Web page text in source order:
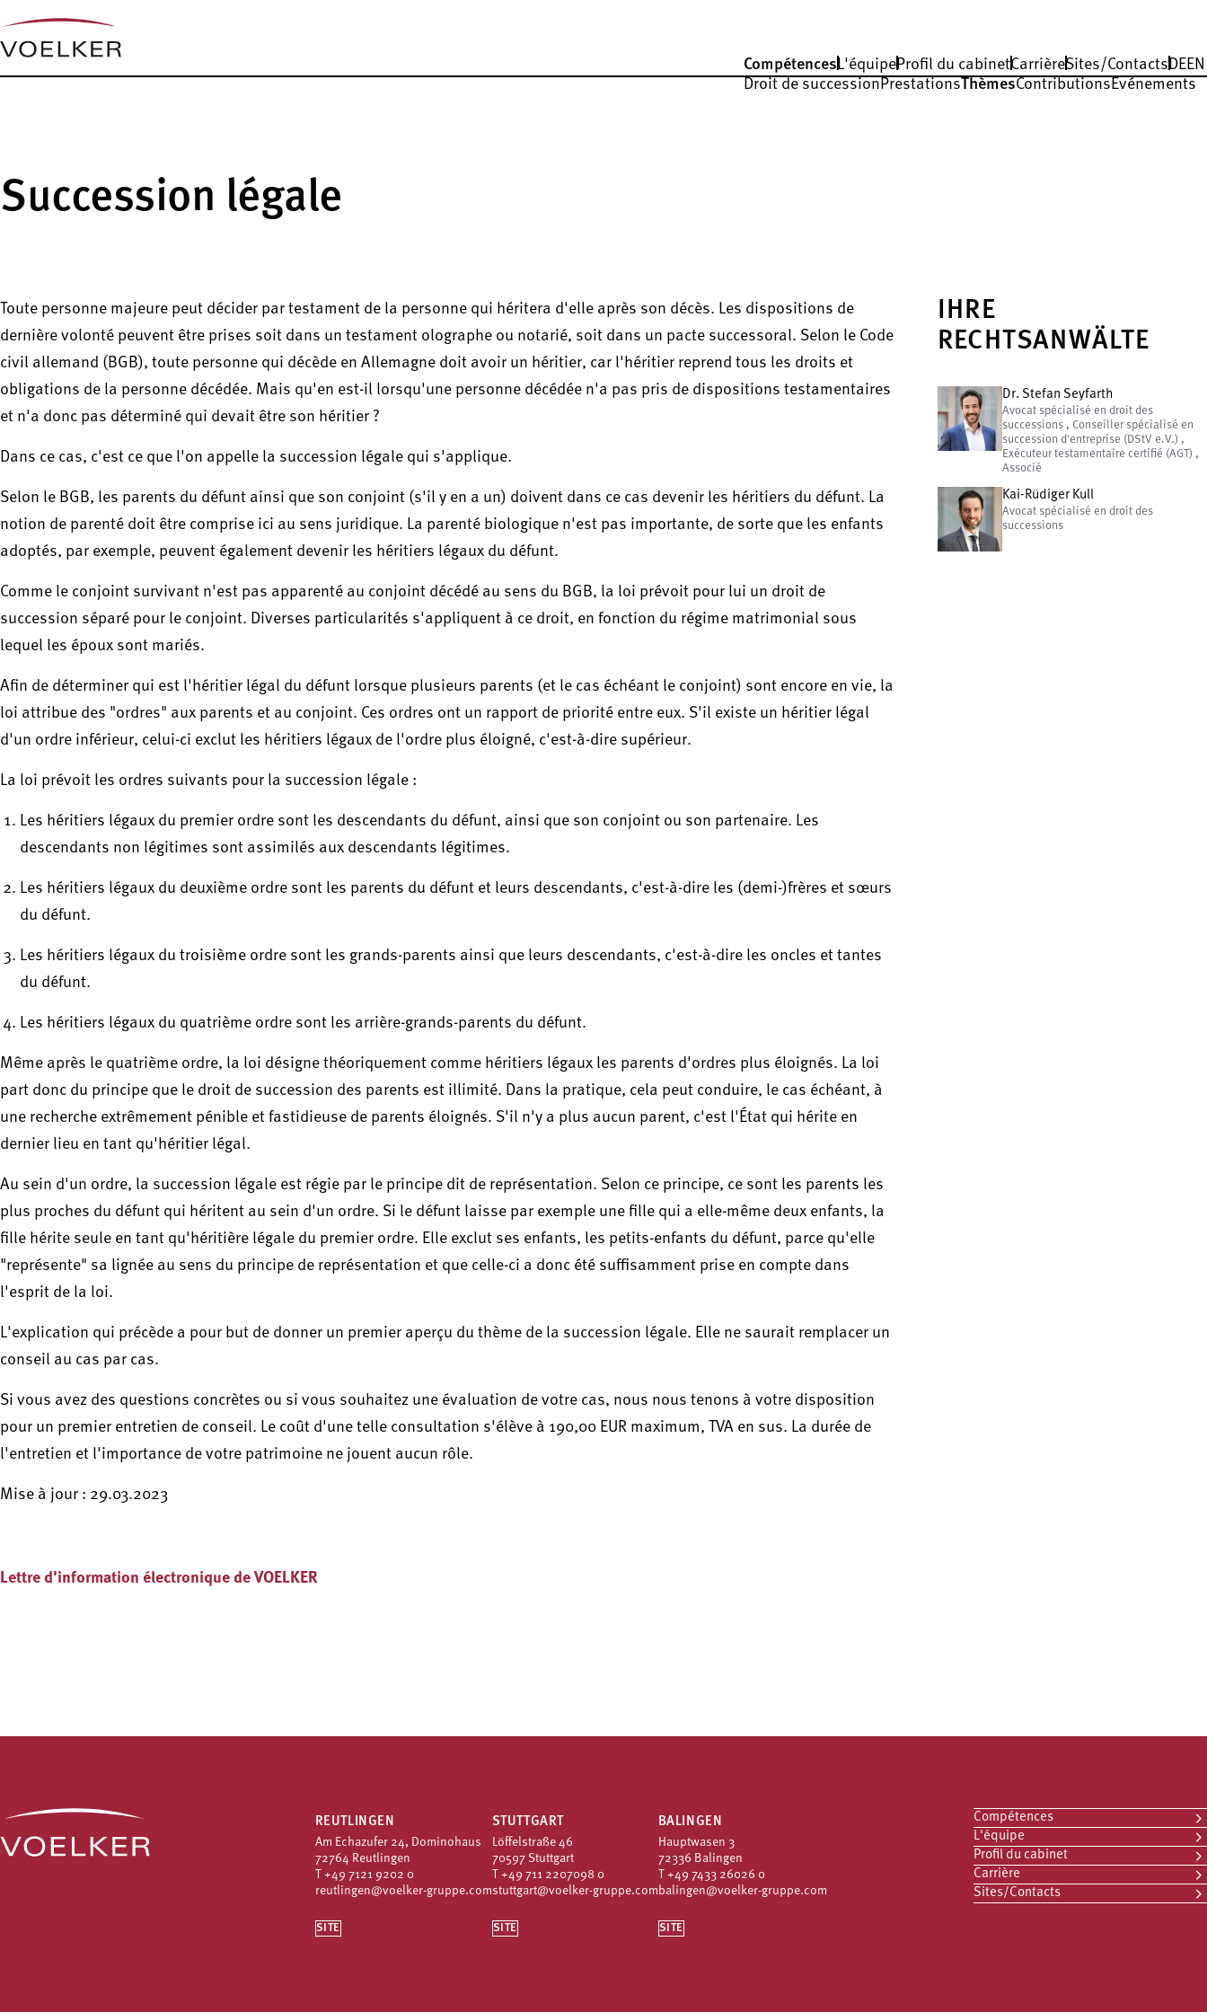
CompétencesL'équipeProfil du cabinetCarrièreSites/ContactsDEEN
Droit de successionPrestationsThèmesContributionsÉvénements
Succession légale
Toute personne majeure peut décider par testament de la personne qui héritera d'elle après son décès. Les dispositions de
dernière volonté peuvent être prises soit dans un testament olographe ou notarié, soit dans un pacte successoral. Selon le Code
civil allemand (BGB), toute personne qui décède en Allemagne doit avoir un héritier, car l'héritier reprend tous les droits et
obligations de la personne décédée. Mais qu'en est-il lorsqu'une personne décédée n'a pas pris de dispositions testamentaires
et n'a donc pas déterminé qui devait être son héritier ?
Dans ce cas, c'est ce que l'on appelle la succession légale qui s'applique.
Selon le BGB, les parents du défunt ainsi que son conjoint (s'il y en a un) doivent dans ce cas devenir les héritiers du défunt. La
notion de parenté doit être comprise ici au sens juridique. La parenté biologique n'est pas importante, de sorte que les enfants
adoptés, par exemple, peuvent également devenir les héritiers légaux du défunt.
Comme le conjoint survivant n'est pas apparenté au conjoint décédé au sens du BGB, la loi prévoit pour lui un droit de
succession séparé pour le conjoint. Diverses particularités s'appliquent à ce droit, en fonction du régime matrimonial sous
lequel les époux sont mariés.
Afin de déterminer qui est l'héritier légal du défunt lorsque plusieurs parents (et le cas échéant le conjoint) sont encore en vie, la
loi attribue des "ordres" aux parents et au conjoint. Ces ordres ont un rapport de priorité entre eux. S'il existe un héritier légal
d'un ordre inférieur, celui-ci exclut les héritiers légaux de l'ordre plus éloigné, c'est-à-dire supérieur.
La loi prévoit les ordres suivants pour la succession légale :
Les héritiers légaux du premier ordre sont les descendants du défunt, ainsi que son conjoint ou son partenaire. Les
descendants non légitimes sont assimilés aux descendants légitimes.
Les héritiers légaux du deuxième ordre sont les parents du défunt et leurs descendants, c'est-à-dire les (demi-)frères et sœurs
du défunt.
Les héritiers légaux du troisième ordre sont les grands-parents ainsi que leurs descendants, c'est-à-dire les oncles et tantes
du défunt.
Les héritiers légaux du quatrième ordre sont les arrière-grands-parents du défunt.
Même après le quatrième ordre, la loi désigne théoriquement comme héritiers légaux les parents d'ordres plus éloignés. La loi
part donc du principe que le droit de succession des parents est illimité. Dans la pratique, cela peut conduire, le cas échéant, à
une recherche extrêmement pénible et fastidieuse de parents éloignés. S'il n'y a plus aucun parent, c'est l'État qui hérite en
dernier lieu en tant qu'héritier légal.
Au sein d'un ordre, la succession légale est régie par le principe dit de représentation. Selon ce principe, ce sont les parents les
plus proches du défunt qui héritent au sein d'un ordre. Si le défunt laisse par exemple une fille qui a elle-même deux enfants, la
fille hérite seule en tant qu'héritière légale du premier ordre. Elle exclut ses enfants, les petits-enfants du défunt, parce qu'elle
"représente" sa lignée au sens du principe de représentation et que celle-ci a donc été suffisamment prise en compte dans
l'esprit de la loi.
L'explication qui précède a pour but de donner un premier aperçu du thème de la succession légale. Elle ne saurait remplacer un
conseil au cas par cas.
Si vous avez des questions concrètes ou si vous souhaitez une évaluation de votre cas, nous nous tenons à votre disposition
pour un premier entretien de conseil. Le coût d'une telle consultation s'élève à 190,00 EUR maximum, TVA en sus. La durée de
l'entretien et l'importance de votre patrimoine ne jouent aucun rôle.
Mise à jour : 29.03.2023
Lettre d'information électronique de VOELKER
IHRE
RECHTSANWÄLTE
Dr. Stefan Seyfarth
Avocat spécialisé en droit des
successions , Conseiller spécialisé en
succession d'entreprise (DStV e.V.) ,
Exécuteur testamentaire certifié (AGT) ,
Associé
Kai-Rüdiger Kull
Avocat spécialisé en droit des
successions
REUTLINGEN
Am Echazufer 24, Dominohaus
72764 Reutlingen
T +49 7121 9202 0
reutlingen@voelker-gruppe.com
SITE
STUTTGART
Löffelstraße 46
70597 Stuttgart
T +49 711 2207098 0
stuttgart@voelker-gruppe.com
SITE
BALINGEN
Hauptwasen 3
72336 Balingen
T +49 7433 26026 0
balingen@voelker-gruppe.com
SITE
Compétences
L'équipe
Profil du cabinet
Carrière
Sites/Contacts